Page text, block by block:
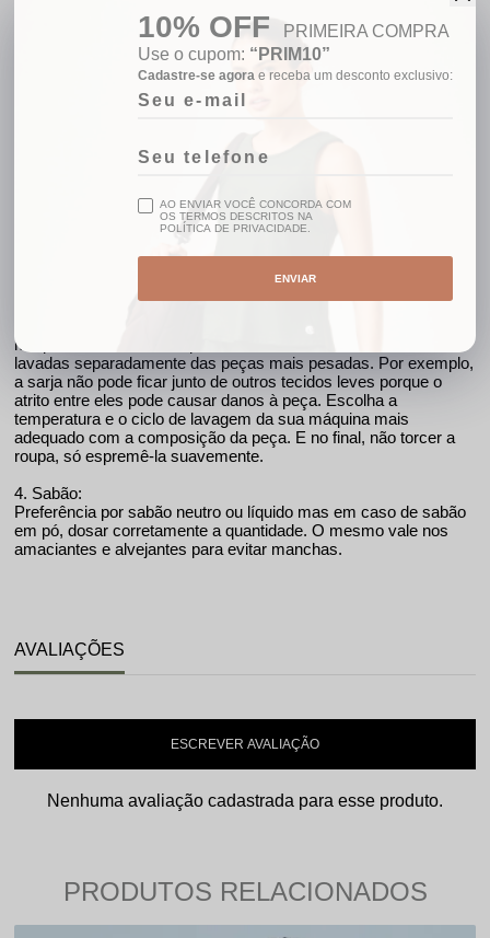
92% poliamida 8% elastano;
COMO CUIDAR DA SUA PEÇA
Separe as roupas pela cor: brancas, peças claras, peças
durante a lavagem.
03. Ciclo de lavagem:
maquina de lavar, as roupas com tecidos leves devem ser
lavadas separadamente das peças mais pesadas. Por exemplo,
a sarja não pode ficar junto de outros tecidos leves porque o
atrito entre eles pode causar danos à peça. Escolha a
temperatura e o ciclo de lavagem da sua máquina mais
adequado com a composição da peça. E no final, não torcer a
roupa, só espremê-la suavemente.
4. Sabão:
Preferência por sabão neutro ou líquido mas em caso de sabão
em pó, dosar corretamente a quantidade. O mesmo vale nos
amaciantes e alvejantes para evitar manchas.
AVALIAÇÕES
ESCREVER AVALIAÇÃO
Nenhuma avaliação cadastrada para esse produto.
PRODUTOS RELACIONADOS
10% OFF
PRIMEIRA COMPRA
Use o cupom: “PRIM10”
Cadastre-se agorae receba um desconto exclusivo:
AO ENVIAR VOCÊ CONCORDA COM
OS TERMOS DESCRITOS NA
POLÍTICA DE PRIVACIDADE.
ENVIAR